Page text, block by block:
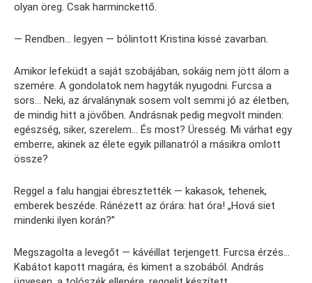
olyan öreg. Csak harminckettő.
— Rendben… legyen — bólintott Kristina kissé zavarban.
Amikor lefeküdt a saját szobájában, sokáig nem jött álom a
szemére. A gondolatok nem hagyták nyugodni. Furcsa a
sors… Neki, az árvalánynak sosem volt semmi jó az életben,
de mindig hitt a jövőben. Andrásnak pedig megvolt minden:
egészség, siker, szerelem… És most? Üresség. Mi várhat egy
emberre, akinek az élete egyik pillanatról a másikra omlott
össze?
Reggel a falu hangjai ébresztették — kakasok, tehenek,
emberek beszéde. Ránézett az órára: hat óra! „Hová siet
mindenki ilyen korán?”
Megszagolta a levegőt — kávéillat terjengett. Furcsa érzés…
Kabátot kapott magára, és kiment a szobából. András